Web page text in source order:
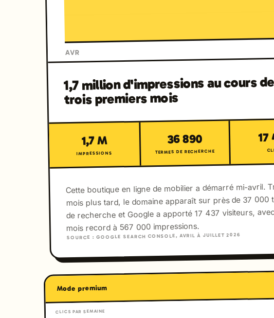
AVR
1,7 million d'impressions au cours
trois premiers mois
1,7 M
IMPRESSIONS
36 890
TERMES DE RECHERCHE
17
Cette boutique en ligne de mobilier a démarré mi-avril.
mois plus tard, le domaine apparaît sur près de 37 000
de recherche et Google a apporté 17 437 visiteurs,
mois record à 567 000 impressions.
SOURCE : GOOGLE SEARCH CONSOLE, AVRIL À JUILLET 2026
Mode premium
CLICS PAR SEMAINE